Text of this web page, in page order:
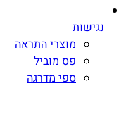
נגישות
מוצרי התראה
פס מוביל
ספי מדרגה